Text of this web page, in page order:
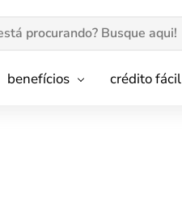
benefícios crédito fácil